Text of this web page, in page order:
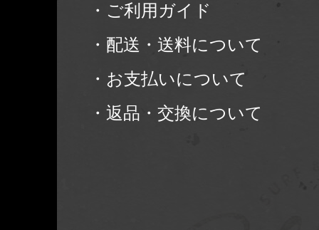
・ご利用ガイド
・配送・送料について
・お支払いについて
・返品・交換について